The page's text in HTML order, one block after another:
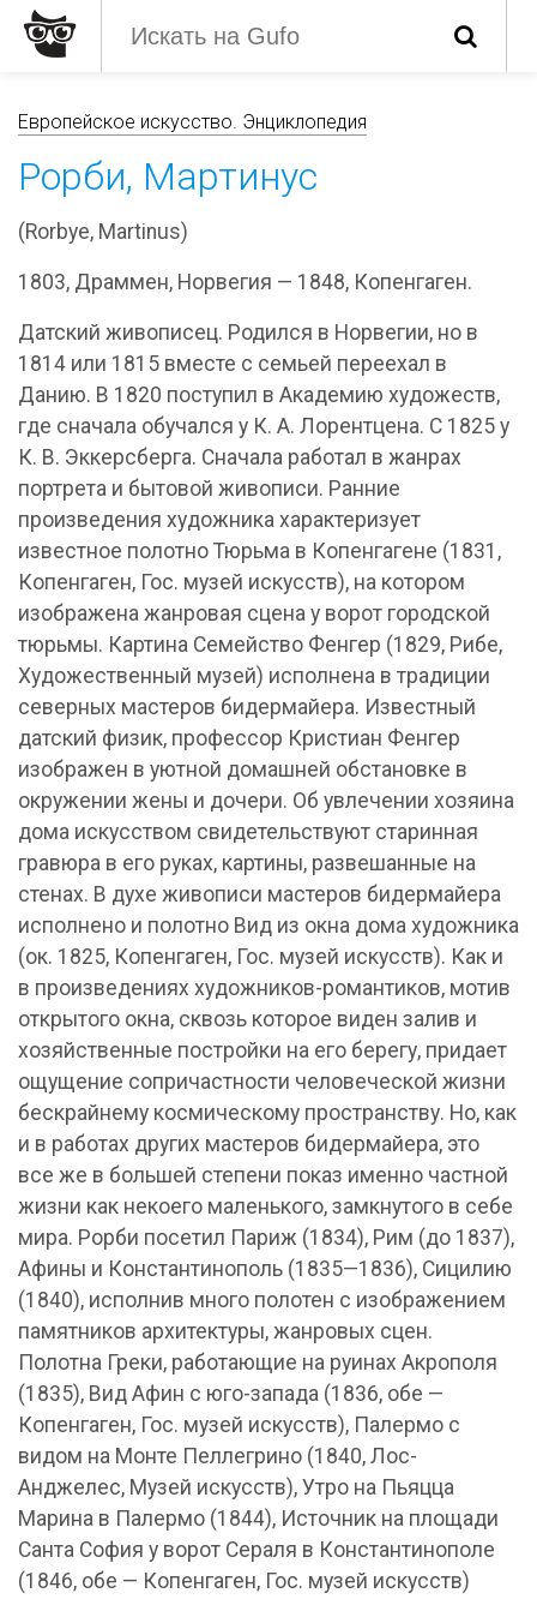
Европейское искусство. Энциклопедия
Рорби, Мартинус
(Rorbye, Martinus)
1803, Драммен, Норвегия — 1848, Копенгаген.
Датский живописец. Родился в Норвегии, но в
1814 или 1815 вместе с семьей переехал в
Данию. В 1820 поступил в Академию художеств,
где сначала обучался у К. А. Лорентцена. С 1825 у
К. В. Эккерсберга. Сначала работал в жанрах
портрета и бытовой живописи. Ранние
произведения художника характеризует
известное полотно Тюрьма в Копенгагене (1831,
Копенгаген, Гос. музей искусств), на котором
изображена жанровая сцена у ворот городской
тюрьмы. Картина Семейство Фенгер (1829, Рибе,
Художественный музей) исполнена в традиции
северных мастеров бидермайера. Известный
датский физик, профессор Кристиан Фенгер
изображен в уютной домашней обстановке в
окружении жены и дочери. Об увлечении хозяина
дома искусством свидетельствуют старинная
гравюра в его руках, картины, развешанные на
стенах. В духе живописи мастеров бидермайера
исполнено и полотно Вид из окна дома художника
(ок. 1825, Копенгаген, Гос. музей искусств). Как и
в произведениях художников-романтиков, мотив
открытого окна, сквозь которое виден залив и
хозяйственные постройки на его берегу, придает
ощущение сопричастности человеческой жизни
бескрайнему космическому пространству. Но, как
и в работах других мастеров бидермайера, это
все же в большей степени показ именно частной
жизни как некоего маленького, замкнутого в себе
мира. Рорби посетил Париж (1834), Рим (до 1837),
Афины и Константинополь (1835—1836), Сицилию
(1840), исполнив много полотен с изображением
памятников архитектуры, жанровых сцен.
Полотна Греки, работающие на руинах Акрополя
(1835), Вид Афин с юго-запада (1836, обе —
Копенгаген, Гос. музей искусств), Палермо с
видом на Монте Пеллегрино (1840, Лос-
Анджелес, Музей искусств), Утро на Пьяцца
Марина в Палермо (1844), Источник на площади
Санта София у ворот Сераля в Константинополе
(1846, обе — Копенгаген, Гос. музей искусств)